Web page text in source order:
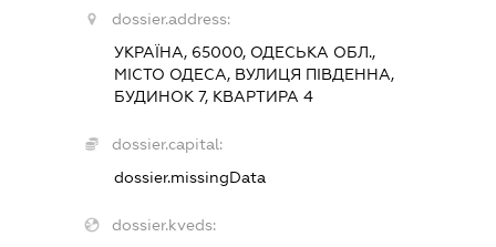
dossier.address:
УКРАЇНА, 65000, ОДЕСЬКА ОБЛ.,
МІСТО ОДЕСА, ВУЛИЦЯ ПІВДЕННА,
БУДИНОК 7, КВАРТИРА 4
dossier.capital:
dossier.missingData
dossier.kveds: